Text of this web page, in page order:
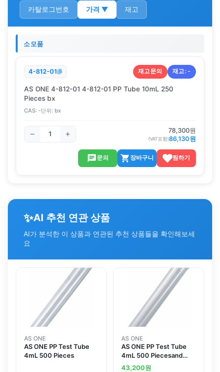
카탈로그번호 가격 ▼ 재고
소모품
4-812-01 재고문의 재고:-
AS ONE 4-812-01 4-812-01 PP Tube 10mL 250
Pieces bx
CAS: -단위: bx
78,300원
(VAT포함)86,130원
문의 장바구니 찜하기
✨AI 추천 연관 상품
AI가 분석한 이 상품과 연관된 추천 상품들을 확인해보세
요
AS ONE
AS ONE PP Test Tube
4mL 500 Pieces
AS ONE
AS ONE PP Test Tube
4mL 500 Piecesand
others
43,200원